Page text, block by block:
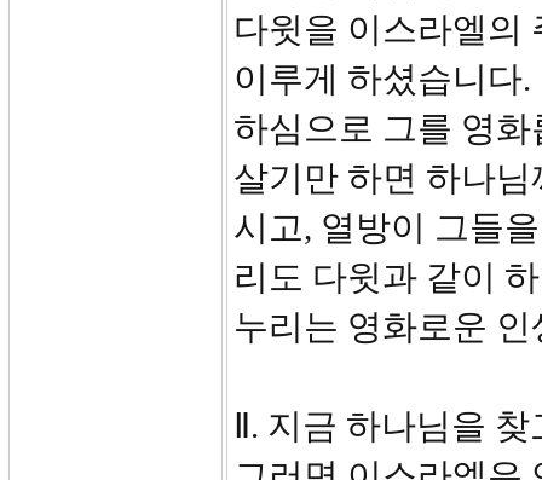
다윗을 이스라엘의
이루게 하셨습니다
하심으로 그를 영
살기만 하면 하나
시고, 열방이 그들
리도 다윗과 같이
누리는 영화로운
Ⅱ. 지금 하나님을